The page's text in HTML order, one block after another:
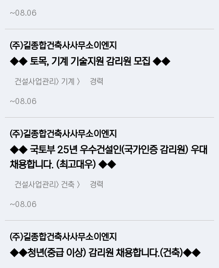
~08.06
(주)길종합건축사사무소이엔지
◆◆ 토목, 기계 기술지원 감리원 모집 ◆◆
건설사업관리> 기계 > 경력
~08.06
(주)길종합건축사사무소이엔지
◆◆ 국토부 25년 우수건설인(국가인증 감리원) 우대
채용합니다. (최고대우) ◆◆
건설사업관리> 건축 > 경력
~08.06
(주)길종합건축사사무소이엔지
◆◆청년(중급 이상) 감리원 채용합니다.(건축)◆◆